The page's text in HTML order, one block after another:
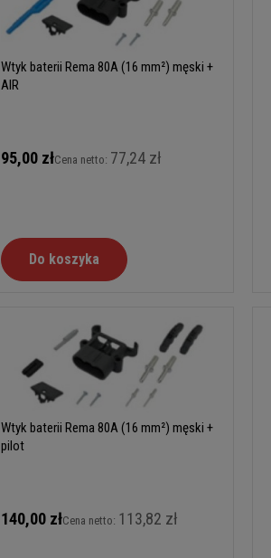
Wtyk baterii Rema 80A (16 mm²) męski +
AIR
95,00 złCena netto: 77,24 zł
Do koszyka
Wtyk baterii Rema 80A (16 mm²) męski +
pilot
140,00 złCena netto: 113,82 zł